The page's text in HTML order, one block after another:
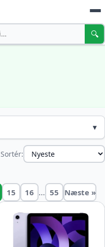
🔍
▾
Sortér:
15 16 … 55 Næste »